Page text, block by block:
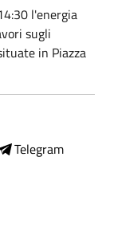
l'energia
sugli
in Piazza
Telegram